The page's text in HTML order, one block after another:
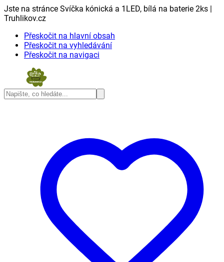
Jste na stránce Svíčka kónická a 1LED, bílá na baterie 2ks |
Truhlikov.cz
Přeskočit na hlavní obsah
Přeskočit na vyhledávání
Přeskočit na navigaci